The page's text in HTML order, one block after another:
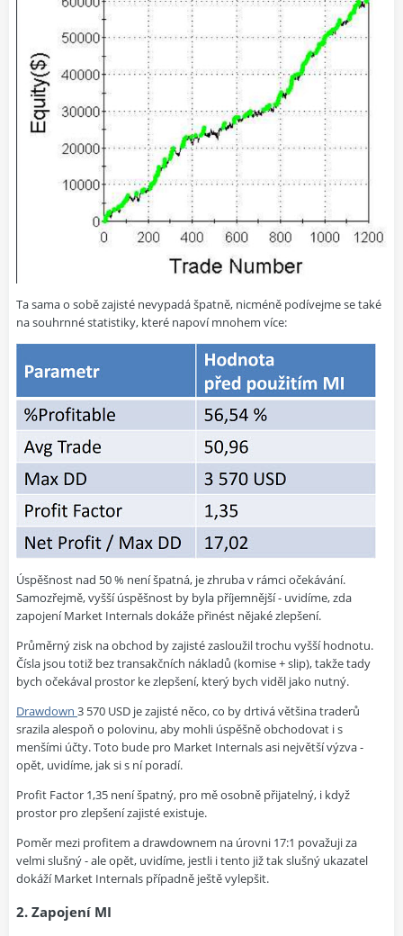
Ta sama o sobě zajisté nevypadá špatně, nicméně podívejme se také
na souhrnné statistiky, které napoví mnohem více:
Úspěšnost nad 50 % není špatná, je zhruba v rámci očekávání.
Samozřejmě, vyšší úspěšnost by byla příjemnější - uvidíme, zda
zapojení Market Internals dokáže přinést nějaké zlepšení.
Průměrný zisk na obchod by zajisté zasloužil trochu vyšší hodnotu.
Čísla jsou totiž bez transakčních nákladů (komise + slip), takže tady
bych očekával prostor ke zlepšení, který bych viděl jako nutný.
Drawdown 3 570 USD je zajisté něco, co by drtivá většina traderů
srazila alespoň o polovinu, aby mohli úspěšně obchodovat i s
menšími účty. Toto bude pro Market Internals asi největší výzva -
opět, uvidíme, jak si s ní poradí.
Profit Factor 1,35 není špatný, pro mě osobně přijatelný, i když
prostor pro zlepšení zajisté existuje.
Poměr mezi profitem a drawdownem na úrovni 17:1 považuji za
velmi slušný - ale opět, uvidíme, jestli i tento již tak slušný ukazatel
dokáží Market Internals případně ještě vylepšit.
2. Zapojení MI